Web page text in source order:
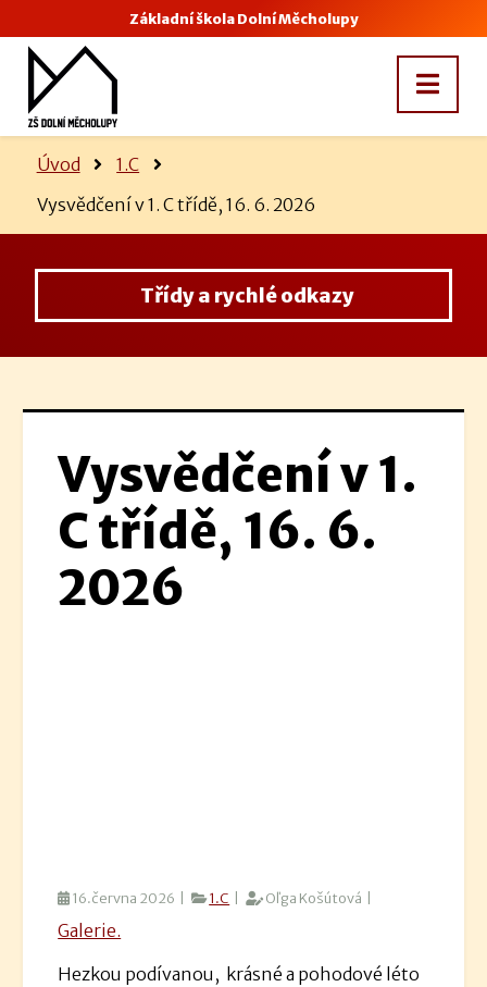
Základní škola Dolní Měcholupy
Úvod
1.C
Vysvědčení v 1. C třídě, 16. 6. 2026
Třídy a rychlé odkazy
Vysvědčení v 1.
C třídě, 16. 6.
2026
16.června 2026 | 1.C | Oľga Košútová |
Galerie.
Hezkou podívanou, krásné a pohodové léto